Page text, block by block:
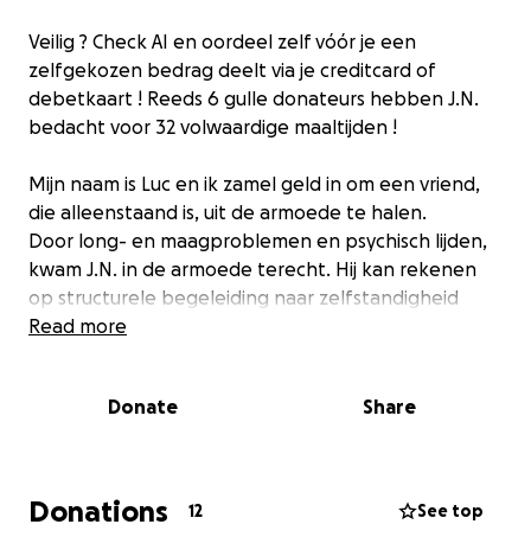
Veilig ? Check AI en oordeel zelf vóór je een
zelfgekozen bedrag deelt via je creditcard of
debetkaart ! Reeds 6 gulle donateurs hebben J.N.
bedacht voor 32 volwaardige maaltijden !
Mijn naam is Luc en ik zamel geld in om een vriend,
die alleenstaand is, uit de armoede te halen.
Door long- en maagproblemen en psychisch lijden,
kwam J.N. in de armoede terecht. Hij kan rekenen
op structurele begeleiding naar zelfstandigheid
door OCMW en door mezelf,.
N. kan geen nederlandstalige documenten, zoals
Zijn grootste gave is mensen helpen die in armoede
zitten, maar door misbruik van anderen, zit hij nu zelf
Read more
Donate Share
Donations 12 See top